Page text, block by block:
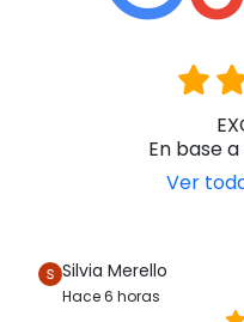
En base
Ver
Silvia Merello
Hace 6 horas